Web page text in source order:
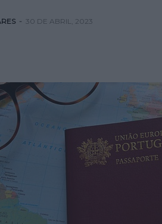
- 30 DE ABRIL, 2023